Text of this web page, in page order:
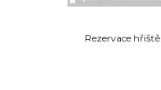
Rezervace hřiště